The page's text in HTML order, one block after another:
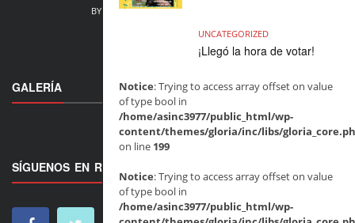
UNCATEGORIZED
¡Llegó la hora de votar!
Notice: Trying to access array offset on value
of type bool in
/home/asinc3977/public_html/wp-
content/themes/gloria/inc/libs/
on line 199
Notice: Trying to access array offset on value
of type bool in
/home/asinc3977/public_html/wp-
BY MARIA FERNANDA SARMIENTO
GALERÍA
SÍGUENOS EN REDES